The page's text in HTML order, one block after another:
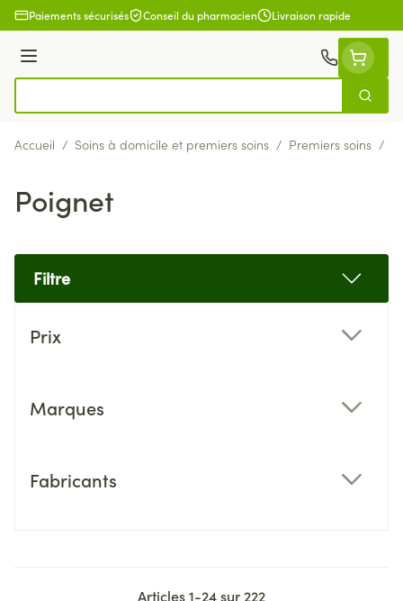
Aller au contenu
Paiements sécurisés Conseil du pharmacien Livraison rapide
Menu
Accueil / Soins à domicile et premiers soins / Premiers soins /
Poignet
Filtre
Prix
Marques
Fabricants
Articles1-24sur 222